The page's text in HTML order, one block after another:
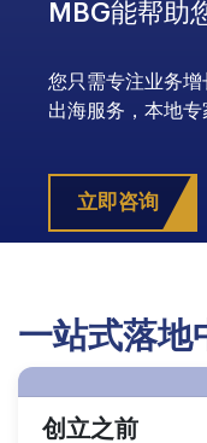
MBG能帮助
您只需专注业务
出海服务，本地
立即咨询
一站式落地
创立之前